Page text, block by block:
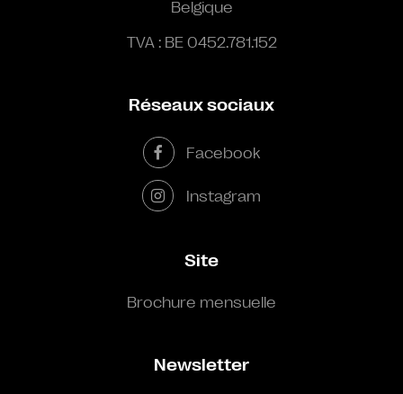
Belgique
TVA : BE 0452.781.152
Réseaux sociaux
Facebook
Instagram
Site
Brochure mensuelle
Newsletter